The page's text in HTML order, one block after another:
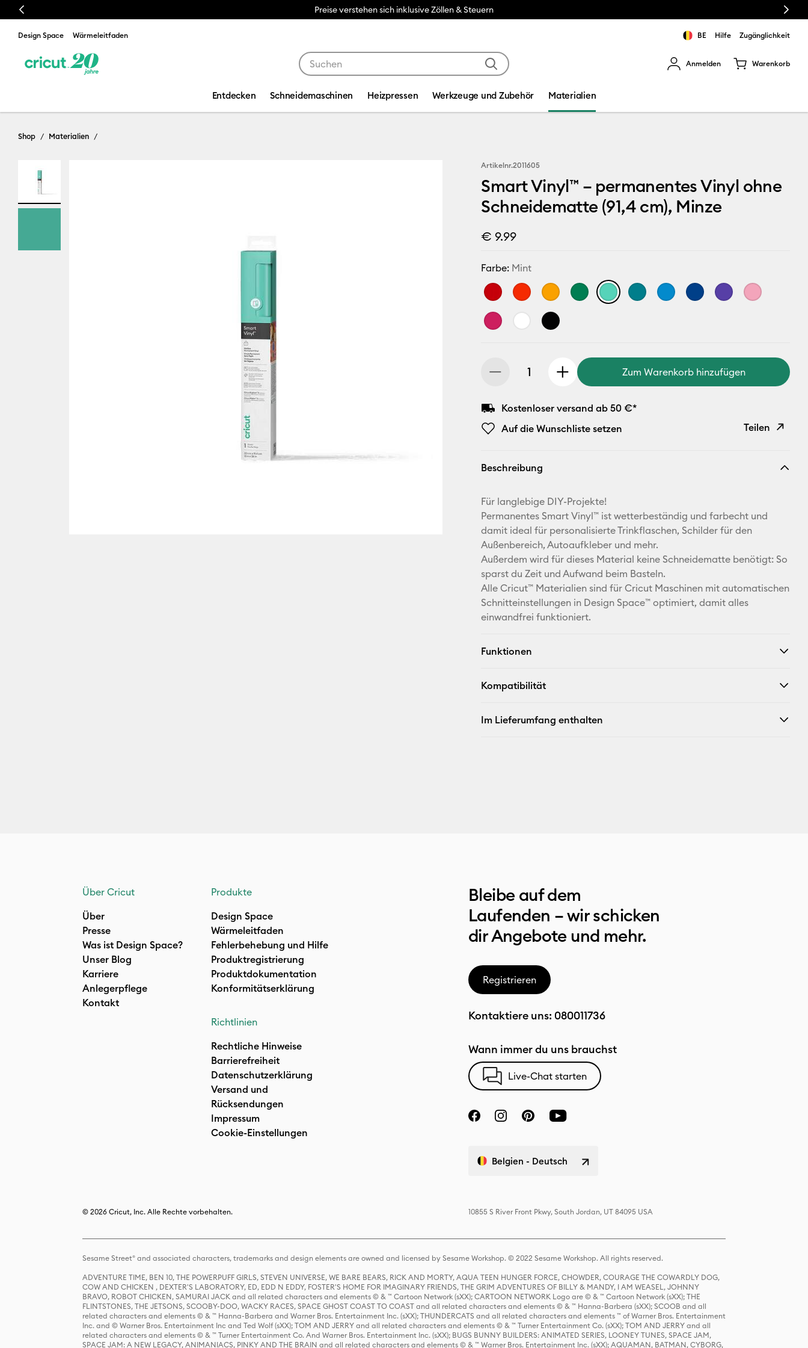
Previous Preise verstehen sich inklusive Zöllen & Steuern Next
Design Space Wärmeleitfaden BE Hilfe Zugänglichkeit
Anmelden Warenkorb
Entdecken Schneidemaschinen Heizpressen Werkzeuge und Zubehör Materialien
Shop Materialien
Artikelnr.2011605
Smart Vinyl™ – permanentes Vinyl ohne
Schneidematte (91,4 cm), Minze
€ 9.99
Farbe: Mint
Zum Warenkorb hinzufügen
Kostenloser versand ab 50 €*
Auf die Wunschliste setzen
Teilen
Adresse
X
Beschreibung
Für langlebige DIY-Projekte!
Permanentes Smart Vinyl™ ist wetterbeständig und farbecht und
damit ideal für personalisierte Trinkflaschen, Schilder für den
Außenbereich, Autoaufkleber und mehr.
Außerdem wird für dieses Material keine Schneidematte benötigt: So
sparst du Zeit und Aufwand beim Basteln.
Alle Cricut™ Materialien sind für Cricut Maschinen mit automatischen
Schnitteinstellungen in Design Space™ optimiert, damit alles
einwandfrei funktioniert.
Funktionen
Kompatibilität
Im Lieferumfang enthalten
Über Cricut
Über
Presse
Was ist Design Space?
Unser Blog
Karriere
Anlegerpflege
Kontakt
Produkte
Design Space
Wärmeleitfaden
Fehlerbehebung und Hilfe
Produktregistrierung
Produktdokumentation
Konformitätserklärung
Richtlinien
Rechtliche Hinweise
Barrierefreiheit
Datenschutzerklärung
Versand und
Rücksendungen
Impressum
Cookie-Einstellungen
Bleibe auf dem
Laufenden – wir schicken
dir Angebote und mehr.
Registrieren
Kontaktiere uns: 080011736
Wann immer du uns brauchst
Live-Chat starten
Belgien - Deutsch
© 2026 Cricut, Inc. Alle Rechte vorbehalten. 10855 S River Front Pkwy, South Jordan, UT 84095 USA
Sesame Street® and associated characters, trademarks and design elements are owned and licensed by Sesame Workshop. © 2022 Sesame Workshop. All rights reserved.
ADVENTURE TIME, BEN 10, THE POWERPUFF GIRLS, STEVEN UNIVERSE, WE BARE BEARS, RICK AND MORTY, AQUA TEEN HUNGER FORCE, CHOWDER, COURAGE THE COWARDLY DOG,
COW AND CHICKEN , DEXTER'S LABORATORY, ED, EDD N EDDY, FOSTER'S HOME FOR IMAGINARY FRIENDS, THE GRIM ADVENTURES OF BILLY & MANDY, I AM WEASEL, JOHNNY
BRAVO, ROBOT CHICKEN, SAMURAI JACK and all related characters and elements © & ™ Cartoon Network (sXX); CARTOON NETWORK Logo are © & ™ Cartoon Network (sXX); THE
FLINTSTONES, THE JETSONS, SCOOBY-DOO, WACKY RACES, SPACE GHOST COAST TO COAST and all related characters and elements © & ™ Hanna-Barbera (sXX); SCOOB and all
related characters and elements © & ™ Hanna-Barbera and Warner Bros. Entertainment Inc. (sXX); THUNDERCATS and all related characters and elements ™ of Warner Bros. Entertainment
Inc. and © Warner Bros. Entertainment Inc and Ted Wolf (sXX); TOM AND JERRY and all related characters and elements © & ™ Turner Entertainment Co. (sXX); TOM AND JERRY and all
related characters and elements © & ™ Turner Entertainment Co. And Warner Bros. Entertainment Inc. (sXX); BUGS BUNNY BUILDERS: ANIMATED SERIES, LOONEY TUNES, SPACE JAM,
SPACE JAM: A NEW LEGACY, ANIMANIACS, PINKY AND THE BRAIN and all related characters and elements © & ™ Warner Bros. Entertainment Inc. (sXX); AQUAMAN, BATMAN, CYBORG,